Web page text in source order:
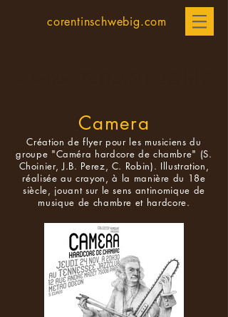
corentinschwebig.com
Création de flyer pour les musiciens du
groupe "Caméra hardcore de chambre" (S.
Choinier, J.B. Perez, C. Robin). Illustration,
réalisée au crayon, à la manière du 18e
siècle, jouant sur le sens antinomique de
musique de chambre et hardcore.
Camera